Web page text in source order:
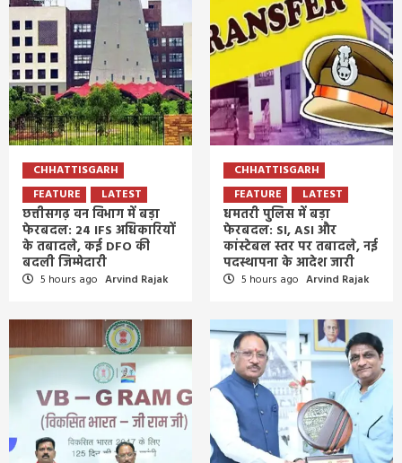
CHHATTISGARH
FEATURE
LATEST
छत्तीसगढ़ वन विभाग में बड़ा
फेरबदल: 24 IFS अधिकारियों
के तबादले, कई DFO की
बदली जिम्मेदारी
5 hours ago Arvind Rajak
CHHATTISGARH
FEATURE
LATEST
धमतरी पुलिस में बड़ा
फेरबदल: SI, ASI और
कांस्टेबल स्तर पर तबादले, नई
पदस्थापना के आदेश जारी
5 hours ago Arvind Rajak